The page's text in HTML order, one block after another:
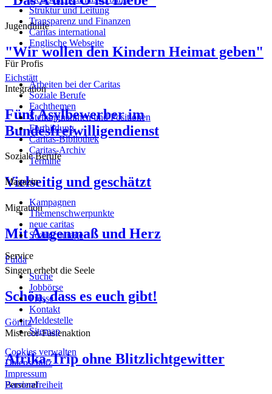
Jugendhilfe
"Wir wollen den Kindern Heimat geben"
Eichstätt
Integration
Fünf Asylbewerber im
Bundesfreiwilligendienst
Soziale Berufe
Vielseitig und geschätzt
Migration
Mit Augenmaß und Herz
Fulda
Singen erhebt die Seele
Schön, dass es euch gibt!
Görlitz
Misereor-Fastenaktion
Afrika-Trip ohne Blitzlichtgewitter
Personal
Struktur und Leitung
Transparenz und Finanzen
Caritas international
Englische Webseite
Für Profis
Arbeiten bei der Caritas
Soziale Berufe
Fachthemen
Stellungnahmen und Positionen
Fortbildung
Caritas-Bibliothek
Caritas-Archiv
Termine
Magazin
Kampagnen
Themenschwerpunkte
neue caritas
Sozialcourage
Service
Suche
Jobbörse
Presse
Kontakt
Meldestelle
Sitemap
Cookies verwalten
Datenschutz
Impressum
Barrierefreiheit